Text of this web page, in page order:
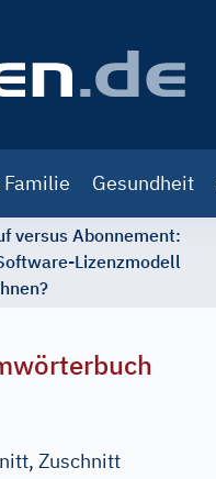
Familie Gesundheit
versus Abonnement:
Lizenzmodell
Zuschnitt